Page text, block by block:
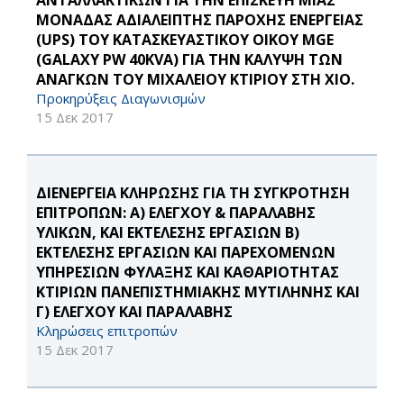
ΜΟΝΑΔΑΣ ΑΔΙΑΛΕΙΠΤΗΣ ΠΑΡΟΧΗΣ ΕΝΕΡΓΕΙΑΣ
(UPS) ΤΟΥ ΚΑΤΑΣΚΕΥΑΣΤΙΚΟΥ ΟΙΚΟΥ MGE
(GALAXY PW 40KVA) ΓΙΑ ΤΗΝ ΚΑΛΥΨΗ ΤΩΝ
ΑΝΑΓΚΩΝ ΤΟΥ ΜΙΧΑΛΕΙΟΥ ΚΤΙΡΙΟΥ ΣΤΗ ΧΙΟ.
Προκηρύξεις Διαγωνισμών
15 Δεκ 2017
ΔΙΕΝΕΡΓΕΙΑ ΚΛΗΡΩΣΗΣ ΓΙΑ ΤΗ ΣΥΓΚΡΟΤΗΣΗ
ΕΠΙΤΡΟΠΩΝ: Α) ΕΛΕΓΧΟΥ & ΠΑΡΑΛΑΒΗΣ
ΥΛΙΚΩΝ, ΚΑΙ ΕΚΤΕΛΕΣΗΣ ΕΡΓΑΣΙΩΝ Β)
ΕΚΤΕΛΕΣΗΣ ΕΡΓΑΣΙΩΝ ΚΑΙ ΠΑΡΕΧΟΜΕΝΩΝ
ΥΠΗΡΕΣΙΩΝ ΦΥΛΑΞΗΣ ΚΑΙ ΚΑΘΑΡΙΟΤΗΤΑΣ
ΚΤΙΡΙΩΝ ΠΑΝΕΠΙΣΤΗΜΙΑΚΗΣ ΜΥΤΙΛΗΝΗΣ ΚΑΙ
Γ) ΕΛΕΓΧΟΥ ΚΑΙ ΠΑΡΑΛΑΒΗΣ
Κληρώσεις επιτροπών
15 Δεκ 2017